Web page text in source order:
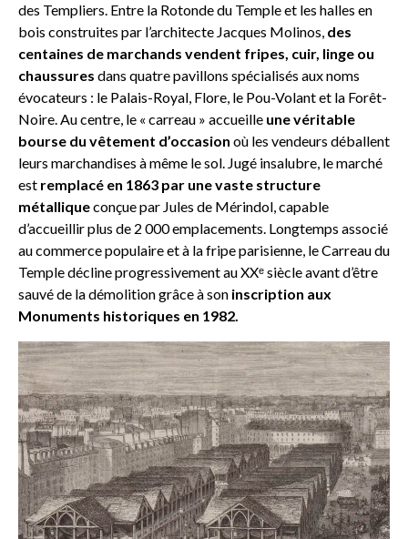
des Templiers. Entre la Rotonde du Temple et les halles en
bois construites par l’architecte Jacques Molinos, des
centaines de marchands vendent fripes, cuir, linge ou
chaussures dans quatre pavillons spécialisés aux noms
évocateurs : le Palais-Royal, Flore, le Pou-Volant et la Forêt-
Noire. Au centre, le « carreau » accueille une véritable
bourse du vêtement d’occasion où les vendeurs déballent
leurs marchandises à même le sol. Jugé insalubre, le marché
est remplacé en 1863 par une vaste structure
métalliqueconçue par Jules de Mérindol, capable
d’accueillir plus de 2 000 emplacements. Longtemps associé
au commerce populaire et à la fripe parisienne, le Carreau du
Temple décline progressivement au XXᵉ siècle avant d’être
sauvé de la démolition grâce à son inscription aux
Monuments historiques en 1982.